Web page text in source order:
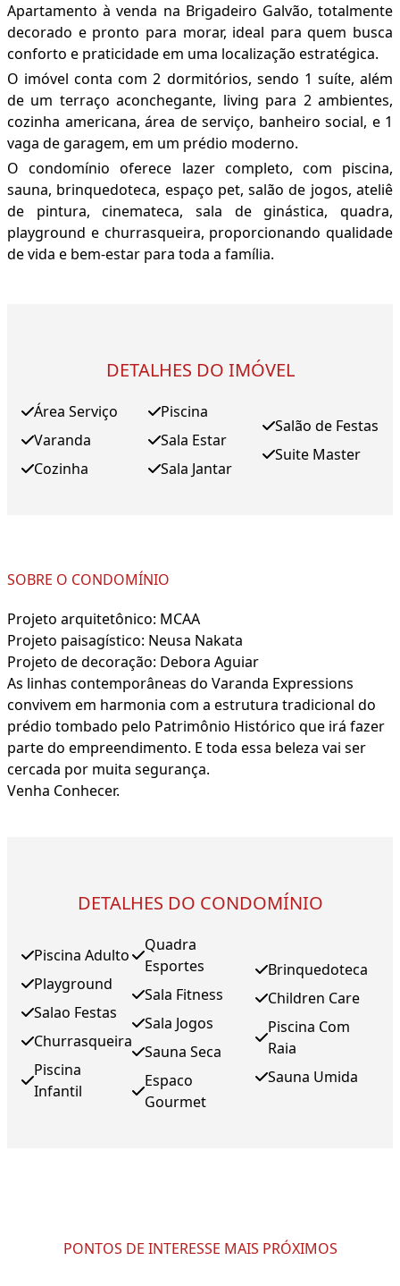
Apartamento à venda na Brigadeiro Galvão, totalmente
decorado e pronto para morar, ideal para quem busca
conforto e praticidade em uma localização estratégica.
O imóvel conta com 2 dormitórios, sendo 1 suíte, além
de um terraço aconchegante, living para 2 ambientes,
cozinha americana, área de serviço, banheiro social, e 1
vaga de garagem, em um prédio moderno.
O condomínio oferece lazer completo, com piscina,
sauna, brinquedoteca, espaço pet, salão de jogos, ateliê
de pintura, cinemateca, sala de ginástica, quadra,
playground e churrasqueira, proporcionando qualidade
de vida e bem-estar para toda a família.
DETALHES DO IMÓVEL
Área Serviço
Varanda
Cozinha
Piscina
Sala Estar
Sala Jantar
Salão de Festas
Suite Master
SOBRE O CONDOMÍNIO
Projeto arquitetônico: MCAA
Projeto paisagístico: Neusa Nakata
Projeto de decoração: Debora Aguiar
As linhas contemporâneas do Varanda Expressions
convivem em harmonia com a estrutura tradicional do
prédio tombado pelo Patrimônio Histórico que irá fazer
parte do empreendimento. E toda essa beleza vai ser
cercada por muita segurança.
Venha Conhecer.
DETALHES DO CONDOMÍNIO
Piscina Adulto
Playground
Salao Festas
Churrasqueira
Piscina
Infantil
Quadra
Esportes
Sala Fitness
Sala Jogos
Sauna Seca
Espaco
Gourmet
Brinquedoteca
Children Care
Piscina Com
Raia
Sauna Umida
PONTOS DE INTERESSE MAIS PRÓXIMOS